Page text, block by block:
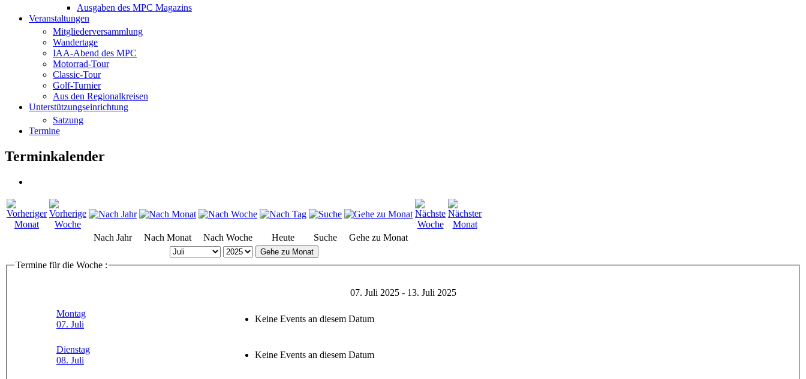
Ausgaben des MPC Magazins
Veranstaltungen
Mitgliederversammlung
Wandertage
IAA-Abend des MPC
Motorrad-Tour
Classic-Tour
Golf-Turnier
Aus den Regionalkreisen
Unterstützungseinrichtung
Satzung
Termine
Terminkalender
Nach Jahr Nach Monat Nach Woche Heute Suche Gehe zu Monat
Gehe zu Monat
Termine für die Woche :
07. Juli 2025 - 13. Juli 2025
Montag
07. Juli
Keine Events an diesem Datum
Dienstag
08. Juli
Keine Events an diesem Datum